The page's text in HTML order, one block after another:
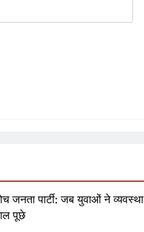
जनता पार्टी: जब युवाओं ने व्यवस्था
पूछे